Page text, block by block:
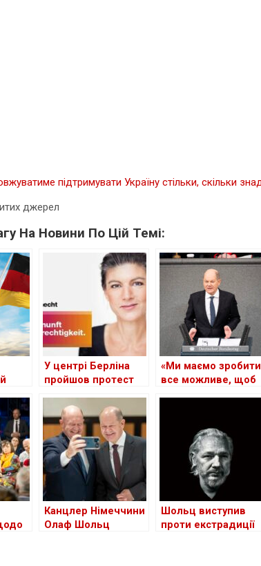
підтримувати Україну стільки, скільки
джерел
На Новини По Цій Темі:
У центрі Берліна
пройшов протест
зброї в Україну
(+Відео)
«Ми маємо зробити
все можливе, щоб
Німеччини
Канцлер Німеччини
Олаф Шольц
Шольц виступив
проти екстрадиції